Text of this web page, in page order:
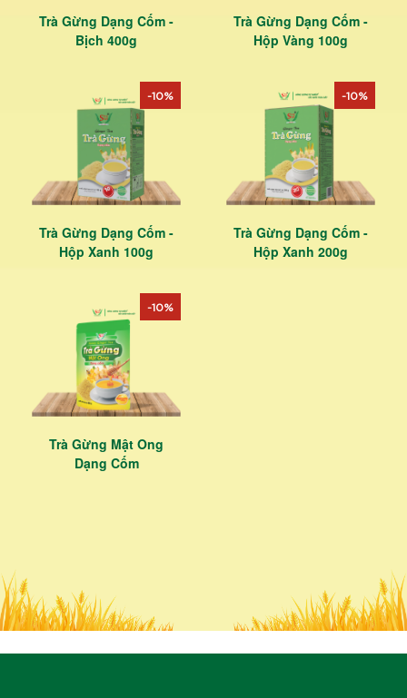
Trà Gừng Dạng Cốm -
Bịch 400g
Trà Gừng Dạng Cốm -
Hộp Vàng 100g
-10%
Trà Gừng Dạng Cốm -
Hộp Xanh 100g
-10%
Trà Gừng Dạng Cốm -
Hộp Xanh 200g
-10%
Trà Gừng Mật Ong
Dạng Cốm